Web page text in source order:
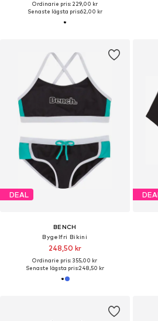
Ordinarie pris: 229,00 kr
Senaste lägsta pris:62,00 kr
DEAL
BENCH
Bygelfri Bikini
248,50 kr
Ordinarie pris: 355,00 kr
Senaste lägsta pris:248,50 kr